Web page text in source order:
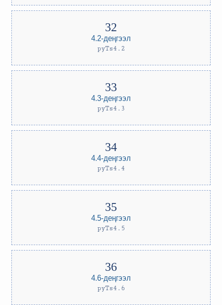
4.2-деңгээл
pyTs4.2
4.3-деңгээл
pyTs4.3
4.4-деңгээл
pyTs4.4
4.5-деңгээл
pyTs4.5
4.6-деңгээл
pyTs4.6